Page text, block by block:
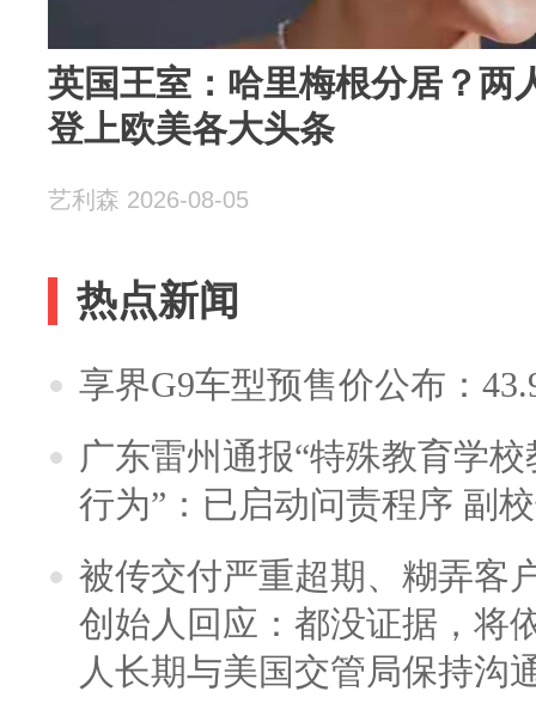
英国王室：哈里梅根分居？两
登上欧美各大头条
艺利森 2026-08-05
热点新闻
享界G9车型预售价公布：
广东雷州通报“特殊教育学
行为”：已启动问责程序 副
被传交付严重超期、糊弄客
创始人回应：都没证据，将
人长期与美国交管局保持沟